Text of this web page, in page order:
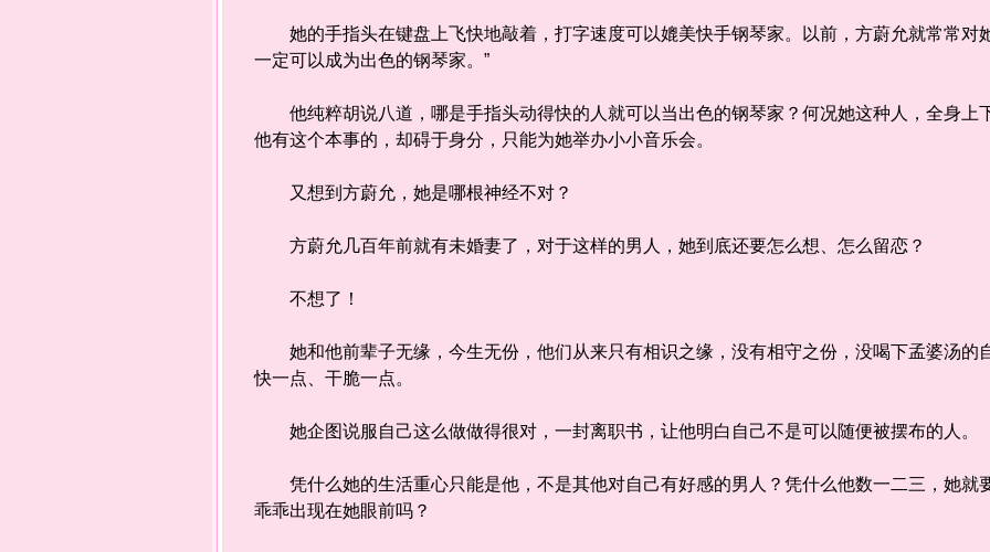
她的手指头在键盘上飞快地敲着，打字速度可以媲美快手钢琴家。以前，方蔚允就常常对她
一定可以成为出色的钢琴家。”
他纯粹胡说八道，哪是手指头动得快的人就可以当出色的钢琴家？何况她这种人，全身
他有这个本事的，却碍于身分，只能为她举办小小音乐会。
又想到方蔚允，她是哪根神经不对？
方蔚允几百年前就有未婚妻了，对于这样的男人，她到底还要怎么想、怎么留恋？
不想了！
她和他前辈子无缘，今生无份，他们从来只有相识之缘，没有相守之份，没喝下孟婆汤的
快一点、干脆一点。
她企图说服自己这么做做得很对，一封离职书，让他明白自己不是可以随便被摆布的人。
凭什么她的生活重心只能是他，不是其他对自己有好感的男人？凭什么他数一二三，她就
乖乖出现在她眼前吗？